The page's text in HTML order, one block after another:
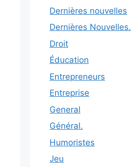
Dernières nouvelles
Dernières Nouvelles.
Droit
Éducation
Entrepreneurs
Entreprise
General
Général.
Humoristes
Jeu